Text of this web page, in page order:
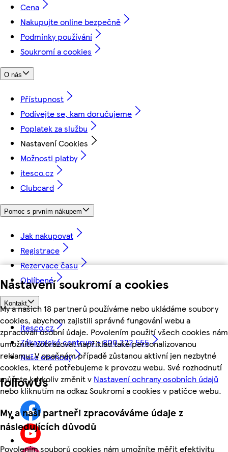
Nastavení soukromí a cookies
My a našich 18 partnerů používáme nebo ukládáme soubory
cookies, abychom zajistili správné fungování webu a
zpracovali osobní údaje. Povolením použití všech cookies nám
umožníte zobrazovat například také personalizovanou
reklamu. V opačném případě zůstanou aktivní jen nezbytné
cookies, které potřebujeme k provozu webu. Své rozhodnutí
můžete kdykoliv změnit v Nastavení ochrany osobních údajů
nebo kliknutím na odkaz Soukromí a cookies v patičce webu.
My a naši partneři zpracováváme údaje z
následujících důvodů
Povolením souborů cookies nám umožníte měřit efektivitu
Cena
Nakupujte online bezpečně
Podmínky používání
Soukromí a cookies
O nás
Přístupnost
Podívejte se, kam doručujeme
Poplatek za službu
Nastavení Cookies
Možnosti platby
itesco.cz
Clubcard
Pomoc s prvním nákupem
Jak nakupovat
Registrace
Rezervace času
Oblíbené
Kontakt
itesco.cz
Zákaznické centrum - 800 222 555
Naše obchody
followUs